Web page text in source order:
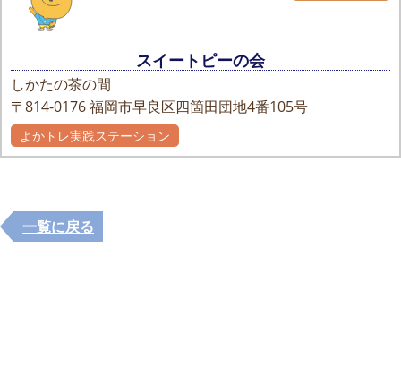
スイートピーの会
しかたの茶の間
〒814-0176福岡市早良区四箇田団地4番105号
よかトレ実践ステーション
一覧に戻る